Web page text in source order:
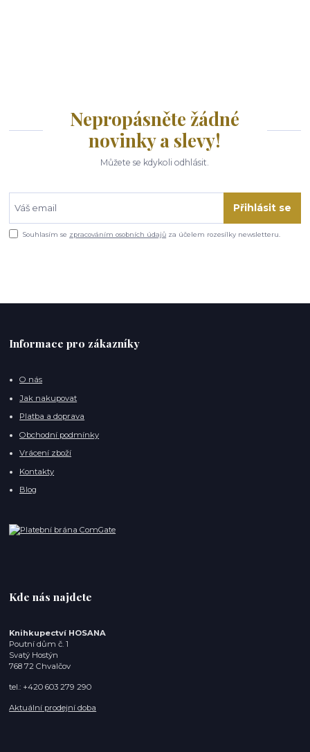
Nepropásněte žádné
novinky a slevy!
Můžete se kdykoli odhlásit.
Přihlásit se
Souhlasím se zpracováním osobních údajů za účelem rozesílky newsletteru.
Informace pro zákazníky
O nás
Jak nakupovat
Platba a doprava
Obchodní podmínky
Vrácení zboží
Kontakty
Blog
Kde nás najdete
Knihkupectví HOSANA
Poutní dům č. 1
Svatý Hostýn
768 72 Chvalčov
tel.: +420 603 279 290
Aktuální prodejní doba